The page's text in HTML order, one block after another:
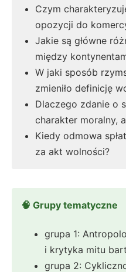
Czym
opozycji do
Jakie są główne
między
W jaki sposób
zmieniło definicję
Dlaczego zdanie o
charakter moralny,
Kiedy odmowa
za akt wolności?
🧠 Grupy tematyczne
grupa 1:
i krytyka mitu
grupa 2: